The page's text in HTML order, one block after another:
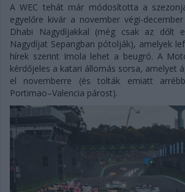
A WEC tehát már módosította a
egyelőre kivár a november végi-
Dhabi Nagydíjakkal (még csak az dőlt
Nagydíjat Sepangban pótolják), amelyek
hírek szerint Imola lehet a beugró. A
kérdőjeles a katari állomás sorsa, amelyet
el novemberre (és tolták emiatt
Portimao–Valencia párost).